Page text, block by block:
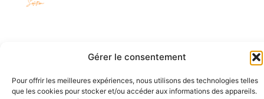
Gérer le consentement
Pour offrir les meilleures expériences, nous utilisons des technologies telles
que les cookies pour stocker et/ou accéder aux informations des appareils.